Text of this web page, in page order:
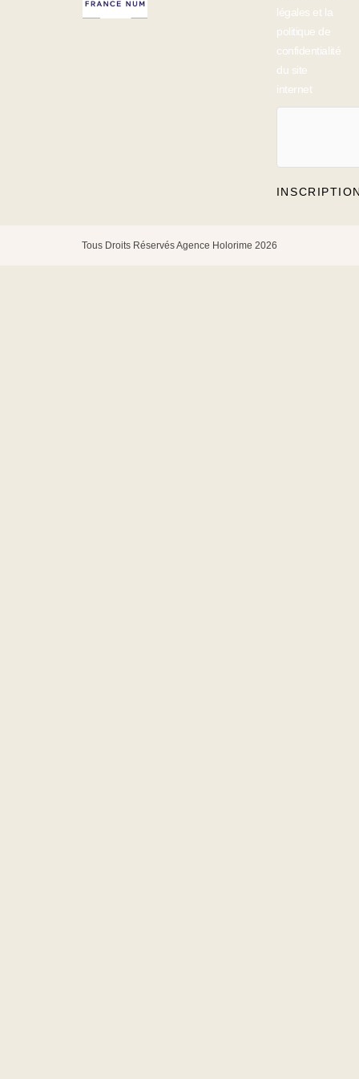
légales et la
politique de
confidentialité
du site
internet
Tous Droits Réservés Agence Holorime 2026